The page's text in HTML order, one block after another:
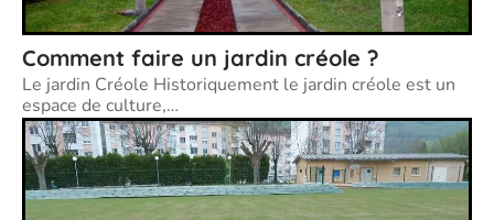
Comment faire un jardin créole ?
Le jardin Créole Historiquement le jardin créole est un
espace de culture,…